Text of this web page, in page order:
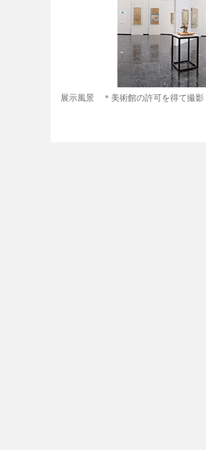
展示風景 ＊美術館の許可を得て撮影